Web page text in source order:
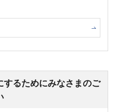
するためにみなさまのご